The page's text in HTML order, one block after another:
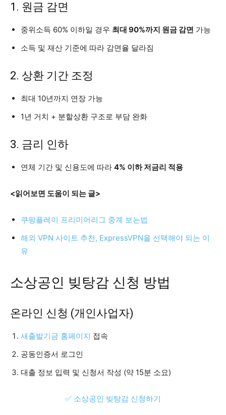
1. 원금 감면
중위소득 60% 이하일 경우 최대 90%까지 원금 감면 가능
소득 및 재산 기준에 따라 감면율 달라짐
2. 상환 기간 조정
최대 10년까지 연장 가능
1년 거치 + 분할상환 구조로 부담 완화
3. 금리 인하
연체 기간 및 신용도에 따라 4% 이하 저금리 적용
<읽어보면 도움이 되는 글>
쿠팡플레이 프리미어리그 중계 보는법
해외 VPN 사이트 추천, ExpressVPN을 선택해야 되는 이
유
소상공인 빚탕감 신청 방법
온라인 신청 (개인사업자)
새출발기금 홈페이지 접속
공동인증서 로그인
대출 정보 입력 및 신청서 작성 (약 15분 소요)
✅ 소상공인 빚탕감 신청하기